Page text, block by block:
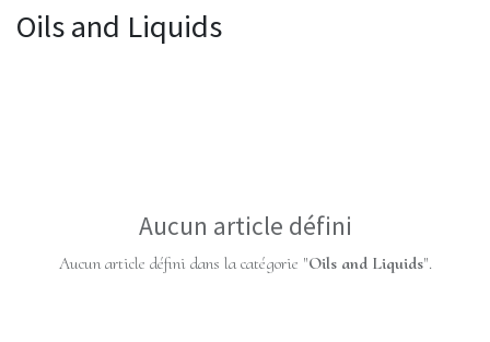
Oils and Liquids
Aucun article défini
Aucun article défini dans la catégorie "Oils and Liquids".